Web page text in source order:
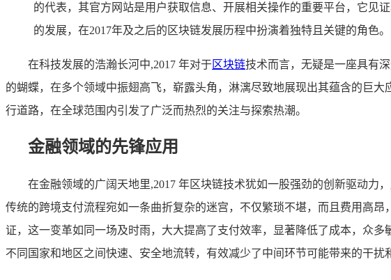
的代表，其官方网站是用户获取信息、开展相关操作的重要平台，它见
的发展，在2017年及之后的区块链发展历程中扮演着独特且关键的角色。
在科技发展的浩瀚长河中,2017 年对于区块链技术而言，无疑是一座具有
的蝴蝶，在多个领域中振翅高飞，崭露头角，淋漓尽致地展现出其蕴含的巨
行道路，在全球范围内引发了广泛而热烈的关注与探索热潮。
金融领域的先锋应用
在金融领域的广阔天地里,2017 年区块链技术犹如一股强劲的创新驱动力
传统的跨境支付流程宛如一条曲折复杂的迷宫，不仅繁琐不堪，而且费用高
证，这一变革如同一场及时雨，大大提高了支付效率，显著降低了成本，众
不同国家和地区之间快速、安全地流转，有效减少了中间环节可能带来的干扰